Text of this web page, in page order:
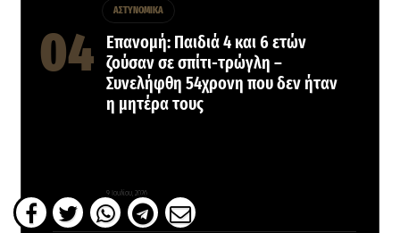
ΑΣΤΥΝΟΜΙΚΑ
Επανομή: Παιδιά 4 και 6 ετών
ζούσαν σε σπίτι-τρώγλη –
Συνελήφθη 54χρονη που δεν ήταν
η μητέρα τους
9 Ιουλίου, 2026